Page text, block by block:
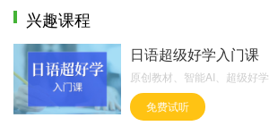
兴趣课程
日语超级好学入门课
原创教材、智能AI、超级好学
免费试听